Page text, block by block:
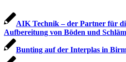
AIK Technik – der Partner für
Aufbereitung von Böden und
Bunting auf der Interplas in